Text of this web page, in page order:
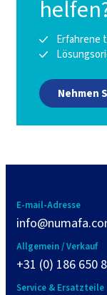
Erfahrene
Nehmen
E-mail-Adresse
Allgemein / Verkauf
+31 (0) 186 650
Service & Ersatzteile